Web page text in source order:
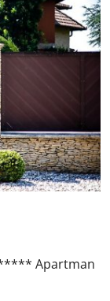
Apartman